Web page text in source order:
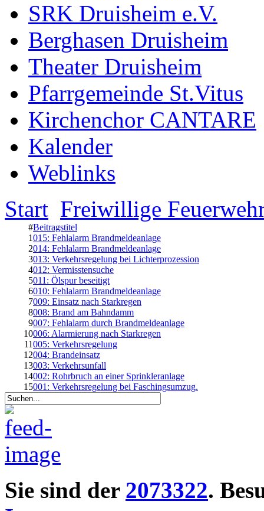
SRK Druisheim e.V.
Berghasen Druisheim
Theater Druisheim
Pfarrgemeinde St.Vitus
Kirchenchor CANTARE
Kalender
Weblinks
Start Freiwillige
#Beitragstitel
1015: Fehlalarm Brandmeldeanlage
2014: Fehlalarm Brandmeldeanlage
3013: Verkehrsregelung bei Lichterprozession
4012: Vermisstensuche
5011: Ölspur beseitigt
6010: Fehlalarm Brandmeldeanlage
7009: Einsatz nach Starkregen
8008: Brand am Bahndamm
9007: Fehlalarm durch Brandmeldeanlage
10006: Alarmierung nach Starkregen
11005: Verkehrsregelung
12004: Brandeinsatz
13003: Verkehrsunfall
14002: Rohrbruch an einer Sprinkleranlage
15001: Verkehrsregelung bei Faschingsumzug.
Sie sind der 2073322.